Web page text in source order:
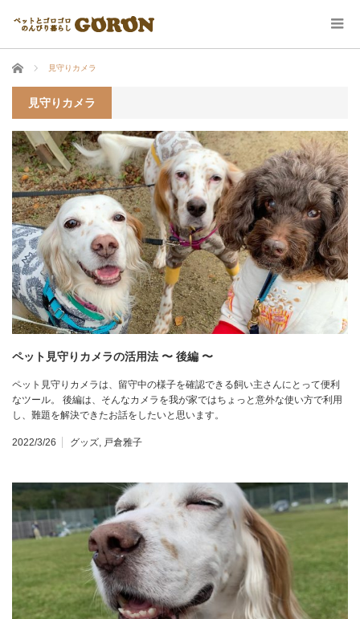
ホーム 見守りカメラ
見守りカメラ
ペット見守りカメラの活用法 〜 後編 〜
ペット見守りカメラは、留守中の様子を確認できる飼い主さんにとって便利
なツール。 後編は、そんなカメラを我が家ではちょっと意外な使い方で利用
し、難題を解決できたお話をしたいと思います。
2022/3/26 グッズ, 戸倉雅子